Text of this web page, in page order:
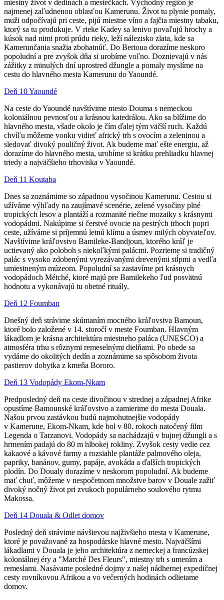
miestny život v dedinách a mestečkách. Východný región je
najmenej zaľudnenou oblasťou Kamerunu. Život tu plynie pomaly,
muži odpočívajú pri ceste, pijú miestne víno a fajčia miestny tabaku,
ktorý sa tu produkuje. V rieke Kadey sa lenivo povaľujú hrochy a
kúsok nad nimi proti prúdu rieky, leží nálezisko zlata, kde sa
Kamerunčania snažia zbohatnúť. Do Bertoua dorazíme neskoro
popoludní a pre zvyšok dňa si urobíme voľno. Doznievajú v nás
zážitky z minulých dní uprostred džungle a pomaly myslíme na
cestu do hlavného mesta Kamerunu do Yaoundé.
Deň 10 Yaoundé
Na ceste do Yaoundé navštívime mesto Douma s nemeckou
koloniálnou pevnosťou a krásnou katedrálou. Ako sa blížime do
hlavného mesta, všade okolo je čím ďalej tým väčší ruch. Každú
chvíľu môžeme vonku vidieť africký trh s ovocím a zeleninou a
sledovať divoký pouličný život. Ak budeme mať ešte energiu, až
dorazíme do hlavného mesta, urobíme si krátku prehliadku hlavnej
triedy a najväčšieho trhoviska v Yaoundé.
Deň 11 Koutaba
Dnes sa zoznámime so západnou vysočinou Kamerunu. Cestou si
užíváme výhľady na zaujímavé scenérie, zelené vysočiny plné
tropických lesov a plantáží a rozmanité riečne mozaiky s krásnymi
vodopádmi. Nakúpime si čerstvé ovocie na pestrých trhoch popri
ceste, užíváme si príjemnú letnú klímu a úsmev milých obyvateľov.
Navštívime kráľovstvo Bamileke-Bandjoun, ktorého kráľ je
uctievaný ako poloboh s niekoľkými palácmi. Pozrieme si tradičný
palác s vysoko zdobenými vyrezávanými drevenými stĺpmi a vedľa
umiestneným múzeom. Popoludní sa zastavíme pri krásnych
vodopádoch Métché, ktoré majú pre Bamilekeho ľud posvätnú
hodnotu a vykonávajú tu obetné rituály.
Deň 12 Foumban
Dnešný deň strávime skúmaním mocného kráľovstva Bamoun,
ktoré bolo založené v 14. storočí v meste Foumban. Hlavným
lákadlom je krásna architektúra miestneho paláca (UNESCO) a
atmosféra trhu s rôznymi remeselnými dielňami. Po obede sa
vydáme do okolitých dedín a zoznámime sa spôsobom života
pastierov dobytka z kmeňa Bororo.
Deň 13 Vodopády Ekom-Nkam
Predposledný deň na ceste divočinou v strednej a západnej Afrike
opustíme Bamounské kráľovstvo a zamierime do mesta Douala.
Našou prvou zastávkou budú najmohutnejšie vodopády
v Kamerune, Ekom-Nkam, kde bol v 80. rokoch natočený film
Legenda o Tarzanovi. Vodopády sa nachádzajú v bujnej džungli a s
hrmením padajú do 80 m hlbokej rokliny. Zvyšok cesty vedie cez
kakaové a kávové farmy a rozsiahle plantáže palmového oleja,
papriky, banánov, gumy, papáje, avokáda a ďalších tropických
plodín. Do Doualy dorazíme v neskorom popoludní. Ak budeme
mať chuť, môžeme v nespočetnom množstve barov v Douale zažiť
divoký nočný život pri zvukoch populárneho soulového rytmu
Makossa.
Deň 14 Douala & Odlet domov
Posledný deň strávime návštevou najživšieho mesta v Kamerune,
ktoré je považované za hospodárske hlavné mesto. Najväčšími
lákadlami v Douala je jeho architektúra z nemeckej a francúzskej
koloniálnej éry a "Marché Des Fleurs", miestny trh s umením a
remeslami. Nasávame posledné dojmy z našej nádhernej expedičnej
cesty rovníkovou Afrikou a vo večerných hodinách odlietame
domov.